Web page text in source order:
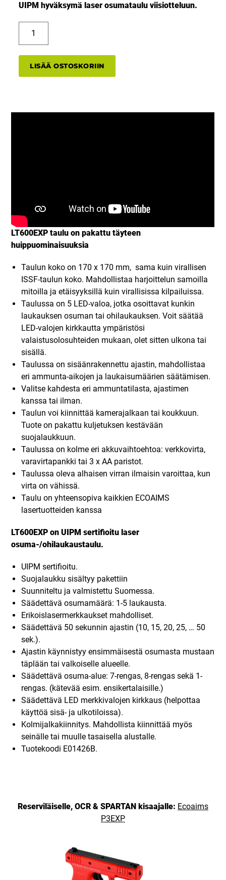
UIPM hyväksymä laser osumataulu viisiotteluun.
määrä
LISÄÄ OSTOSKORIIN
LT600EXP taulu on pakattu täyteen
huippuominaisuuksia
Taulun koko on 170 x 170 mm, sama kuin virallisen
ISSF-taulun koko. Mahdollistaa harjoittelun samoilla
mitoilla ja etäisyyksillä kuin virallisissa kilpailuissa.
Taulussa on 5 LED-valoa, jotka osoittavat kunkin
laukauksen osuman tai ohilaukauksen. Voit säätää
LED-valojen kirkkautta ympäristösi
valaistusolosuhteiden mukaan, olet sitten ulkona tai
sisällä.
Taulussa on sisäänrakennettu ajastin, mahdollistaa
eri ammunta-aikojen ja laukaisumäärien säätämisen.
Valitse kahdesta eri ammuntatilasta, ajastimen
kanssa tai ilman.
Taulun voi kiinnittää kamerajalkaan tai koukkuun.
Tuote on pakattu kuljetuksen kestävään
suojalaukkuun.
Taulussa on kolme eri akkuvaihtoehtoa: verkkovirta,
varavirtapankki tai 3 x AA paristot.
Taulussa oleva alhaisen virran ilmaisin varoittaa, kun
virta on vähissä.
Taulu on yhteensopiva kaikkien ECOAIMS
lasertuotteiden kanssa
LT600EXP on UIPM sertifioitu laser
osuma-/ohilaukaustaulu.
UIPM sertifioitu.
Suojalaukku sisältyy pakettiin
Suunniteltu ja valmistettu Suomessa.
Säädettävä osumamäärä: 1-5 laukausta.
Erikoislasermerkkaukset mahdolliset.
Säädettävä 50 sekunnin ajastin (10, 15, 20, 25, … 50
sek.).
Ajastin käynnistyy ensimmäisestä osumasta mustaan
täplään tai valkoiselle alueelle.
Säädettävä osuma-alue: 7-rengas, 8-rengas sekä 1-
rengas. (kätevää esim. ensikertalaisille.)
Säädettävä LED merkkivalojen kirkkaus (helpottaa
käyttöä sisä- ja ulkotiloissa).
Kolmijalkakiinnitys. Mahdollista kiinnittää myös
seinälle tai muulle tasaisella alustalle.
Tuotekoodi E01426B.
Reserviläiselle, OCR & SPARTAN kisaajalle: Ecoaims
P3EXP